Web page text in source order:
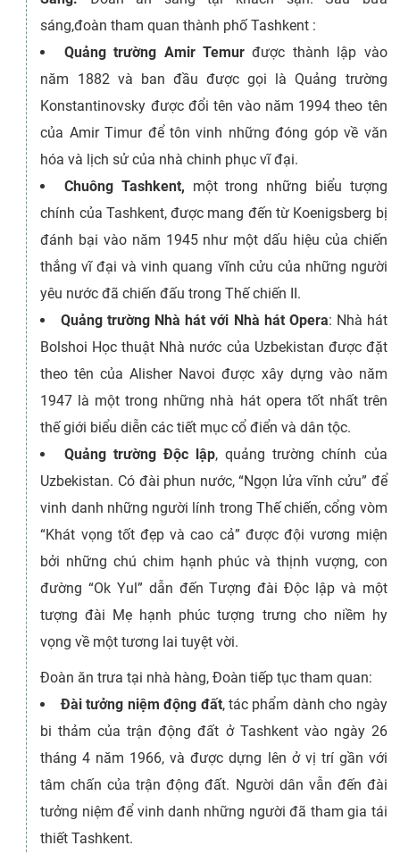
sáng,đoàn tham quan thành phố Tashkent :
Quảng trường Amir Temur được thành lập vào
năm 1882 và ban đầu được gọi là Quảng trường
Konstantinovsky được đổi tên vào năm 1994 theo tên
của Amir Timur để tôn vinh những đóng góp về văn
hóa và lịch sử của nhà chinh phục vĩ đại.
Chuông Tashkent, một trong những biểu tượng
chính của Tashkent, được mang đến từ Koenigsberg bị
đánh bại vào năm 1945 như một dấu hiệu của chiến
thắng vĩ đại và vinh quang vĩnh cửu của những người
yêu nước đã chiến đấu trong Thế chiến II.
Quảng trường Nhà hát với Nhà hát Opera: Nhà hát
Bolshoi Học thuật Nhà nước của Uzbekistan được đặt
theo tên của Alisher Navoi được xây dựng vào năm
1947 là một trong những nhà hát opera tốt nhất trên
thế giới biểu diễn các tiết mục cổ điển và dân tộc.
Quảng trường Độc lập, quảng trường chính của
Uzbekistan. Có đài phun nước, “Ngọn lửa vĩnh cửu” để
vinh danh những người lính trong Thế chiến, cổng vòm
“Khát vọng tốt đẹp và cao cả” được đội vương miện
bởi những chú chim hạnh phúc và thịnh vượng, con
đường “Ok Yul” dẫn đến Tượng đài Độc lập và một
tượng đài Mẹ hạnh phúc tượng trưng cho niềm hy
vọng về một tương lai tuyệt vời.
Đoàn ăn trưa tại nhà hàng, Đoàn tiếp tục tham quan:
Đài tưởng niệm động đất, tác phẩm dành cho ngày
bi thảm của trận động đất ở Tashkent vào ngày 26
tháng 4 năm 1966, và được dựng lên ở vị trí gần với
tâm chấn của trận động đất. Người dân vẫn đến đài
tưởng niệm để vinh danh những người đã tham gia tái
thiết Tashkent.